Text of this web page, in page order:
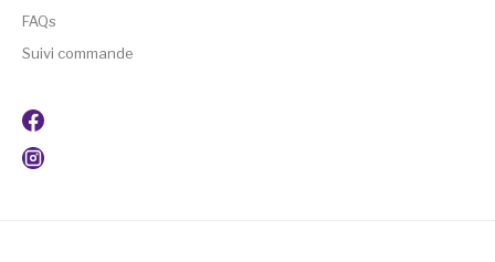
FAQs
Suivi commande